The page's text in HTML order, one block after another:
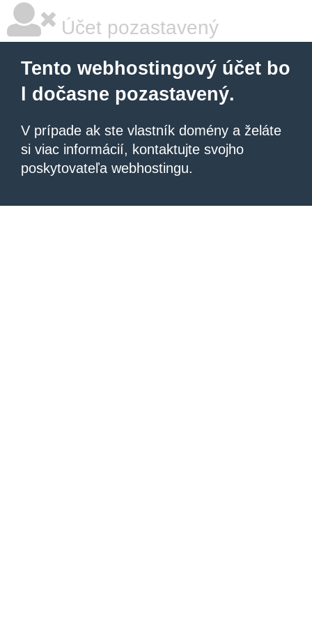
Účet pozastavený
Tento webhostingový účet bo
l dočasne pozastavený.
V prípade ak ste vlastník domény a želáte
si viac informácií, kontaktujte svojho
poskytovateľa webhostingu.